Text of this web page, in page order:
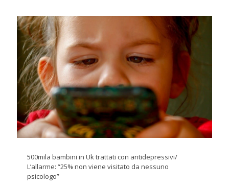
500mila bambini in Uk trattati con antidepressivi/
L’allarme: “25% non viene visitato da nessuno
psicologo”